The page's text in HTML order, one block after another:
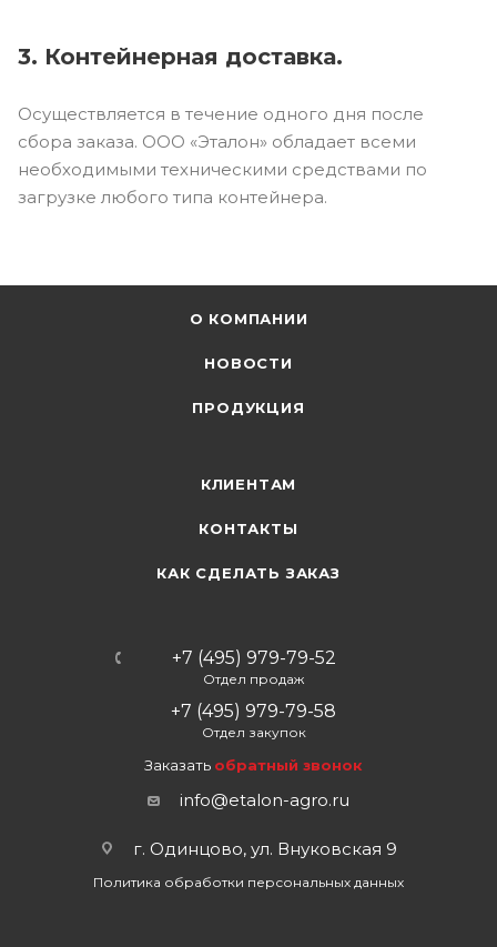
3. Контейнерная доставка.
Осуществляется в течение одного дня после
сбора заказа. ООО «Эталон» обладает всеми
необходимыми техническими средствами по
загрузке любого типа контейнера.
О КОМПАНИИ
НОВОСТИ
ПРОДУКЦИЯ
КЛИЕНТАМ
КОНТАКТЫ
КАК СДЕЛАТЬ ЗАКАЗ
+7 (495) 979-79-52
Отдел продаж
+7 (495) 979-79-58
Отдел закупок
Заказать обратный звонок
info@etalon-agro.ru
г. Одинцово, ул. Внуковская 9
Политика обработки персональных данных